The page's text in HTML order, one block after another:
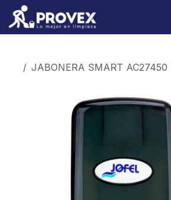
Ir al contenido
JABONERA SMART AC27450